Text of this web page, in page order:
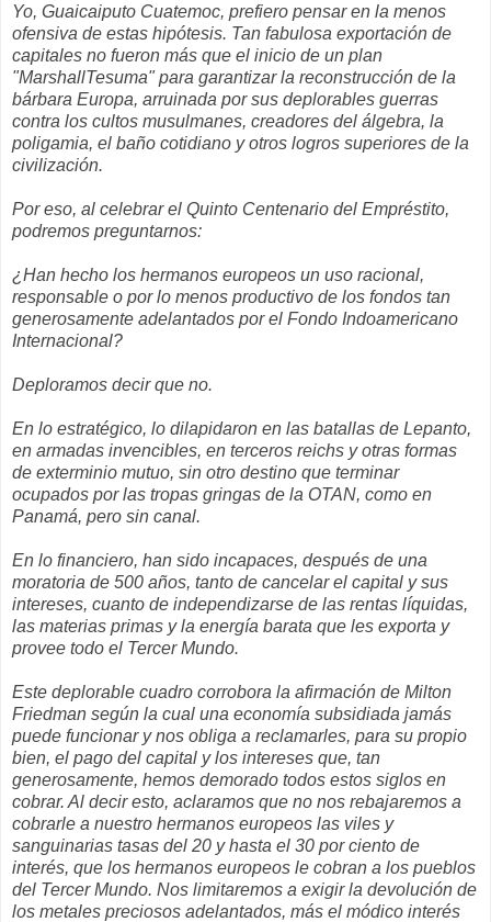
Yo, Guaicaiputo Cuatemoc, prefiero pensar en la menos
ofensiva de estas hipótesis. Tan fabulosa exportación de
capitales no fueron más que el inicio de un plan
"MarshallTesuma" para garantizar la reconstrucción de la
bárbara Europa, arruinada por sus deplorables guerras
contra los cultos musulmanes, creadores del álgebra, la
poligamia, el baño cotidiano y otros logros superiores de la
civilización.
Por eso, al celebrar el Quinto Centenario del Empréstito,
podremos preguntarnos:
¿Han hecho los hermanos europeos un uso racional,
responsable o por lo menos productivo de los fondos tan
generosamente adelantados por el Fondo Indoamericano
Internacional?
Deploramos decir que no.
En lo estratégico, lo dilapidaron en las batallas de Lepanto,
en armadas invencibles, en terceros reichs y otras formas
de exterminio mutuo, sin otro destino que terminar
ocupados por las tropas gringas de la OTAN, como en
Panamá, pero sin canal.
En lo financiero, han sido incapaces, después de una
moratoria de 500 años, tanto de cancelar el capital y sus
intereses, cuanto de independizarse de las rentas líquidas,
las materias primas y la energía barata que les exporta y
provee todo el Tercer Mundo.
Este deplorable cuadro corrobora la afirmación de Milton
Friedman según la cual una economía subsidiada jamás
puede funcionar y nos obliga a reclamarles, para su propio
bien, el pago del capital y los intereses que, tan
generosamente, hemos demorado todos estos siglos en
cobrar. Al decir esto, aclaramos que no nos rebajaremos a
cobrarle a nuestro hermanos europeos las viles y
sanguinarias tasas del 20 y hasta el 30 por ciento de
interés, que los hermanos europeos le cobran a los pueblos
del Tercer Mundo. Nos limitaremos a exigir la devolución de
los metales preciosos adelantados, más el módico interés